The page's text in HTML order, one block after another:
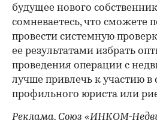
будущее нового
сомневаетесь, что сможете
провести системную
ее результатами избрать
проведения операции с
лучше привлечь к участию в
профильного юриста или
Реклама. Союз «ИНКОМ-